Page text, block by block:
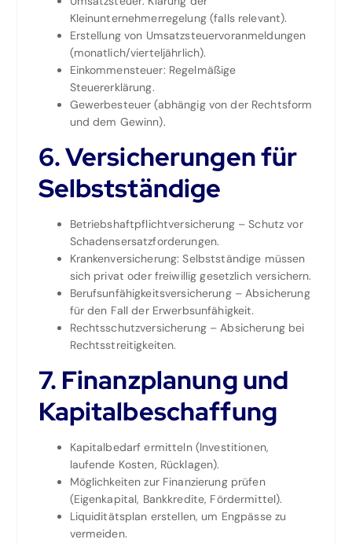
Kleinunternehmerregelung (falls relevant).
Erstellung von Umsatzsteuervoranmeldungen
(monatlich/vierteljährlich).
Einkommensteuer: Regelmäßige
Steuererklärung.
Gewerbesteuer (abhängig von der Rechtsform
und dem Gewinn).
6. Versicherungen für
Selbstständige
Betriebshaftpflichtversicherung – Schutz vor
Schadensersatzforderungen.
Krankenversicherung: Selbstständige müssen
sich privat oder freiwillig gesetzlich versichern.
Berufsunfähigkeitsversicherung – Absicherung
für den Fall der Erwerbsunfähigkeit.
Rechtsschutzversicherung – Absicherung bei
Rechtsstreitigkeiten.
7. Finanzplanung und
Kapitalbeschaffung
Kapitalbedarf ermitteln (Investitionen,
laufende Kosten, Rücklagen).
Möglichkeiten zur Finanzierung prüfen
(Eigenkapital, Bankkredite, Fördermittel).
Liquiditätsplan erstellen, um Engpässe zu
vermeiden.